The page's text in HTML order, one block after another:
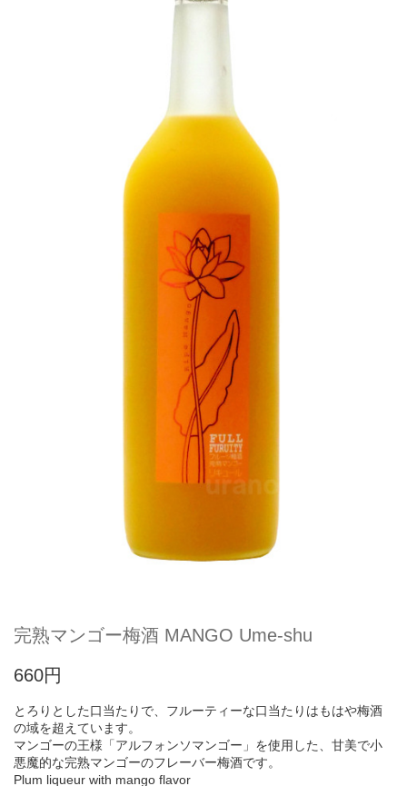
完熟マンゴー梅酒 MANGO Ume-shu
660円
とろりとした口当たりで、フルーティーな口当たりはもはや梅酒
の域を超えています。
マンゴーの王様「アルフォンソマンゴー」を使用した、甘美で小
悪魔的な完熟マンゴーのフレーバー梅酒です。
Plum liqueur with mango flavor